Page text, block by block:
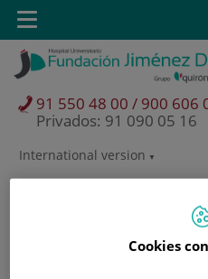
Saltar al contenido
Saltar
contenido
Selector
de
International version
91 550 48 00 / 900 606
Privados: 91 090 05 16
Toggle
navigation
Cookies